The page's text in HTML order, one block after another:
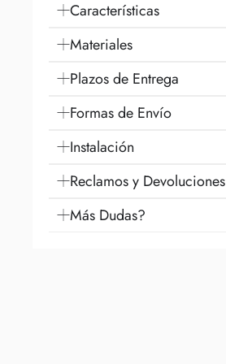
Características
Materiales
Plazos de Entrega
Formas de Envío
Instalación
Reclamos y Devoluciones
Más Dudas?